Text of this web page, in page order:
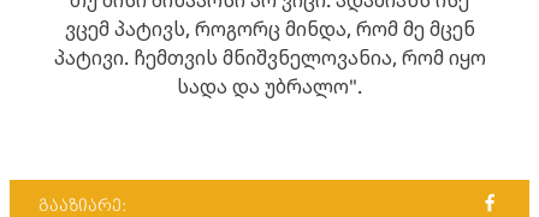
ვცემ პატივს, როგორც მინდა, რომ მე მცენ
პატივი. ჩემთვის მნიშვნელოვანია, რომ იყო
სადა და უბრალო".
გააზიარე: